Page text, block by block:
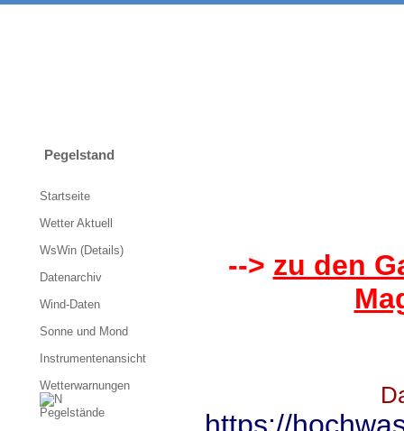
Pegelstand
--> zu den
Startseite
Wetter Aktuell
WsWin (Details)
Datenarchiv
Wind-Daten
Sonne und Mond
Instrumentenansicht
Wetterwarnungen
Pegelstände